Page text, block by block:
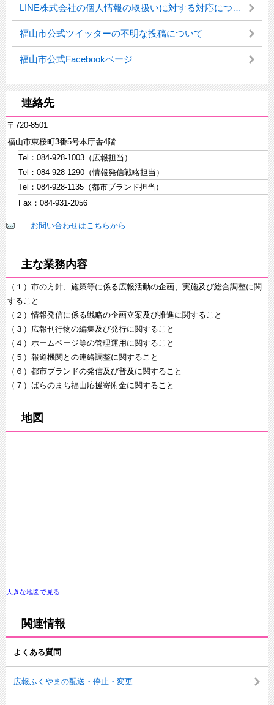
LINE株式会社の個人情報の取扱いに対する対応について
福山市公式ツイッターの不明な投稿について
福山市公式Facebookページ
連絡先
〒720-8501
福山市東桜町3番5号本庁舎4階
Tel：084-928-1003（広報担当）
Tel：084-928-1290（情報発信戦略担当）
Tel：084-928-1135（都市ブランド担当）
Fax：084-931-2056
お問い合わせはこちらから
主な業務内容
（１）市の方針、施策等に係る広報活動の企画、実施及び総合調整に関
すること
（２）情報発信に係る戦略の企画立案及び推進に関すること
（３）広報刊行物の編集及び発行に関すること
（４）ホームページ等の管理運用に関すること
（５）報道機関との連絡調整に関すること
（６）都市ブランドの発信及び普及に関すること
（７）ばらのまち福山応援寄附金に関すること
地図
大きな地図で見る
関連情報
よくある質問
広報ふくやまの配送・停止・変更